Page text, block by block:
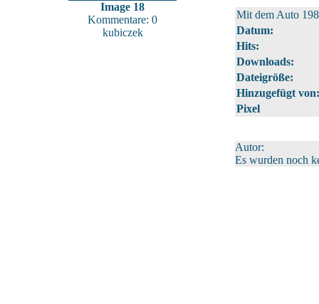
Image 18
Kommentare: 0
kubiczek
Mit dem Auto
Datum:
Hits:
Downloads:
Dateigröße:
Hinzugefügt von:
Pixel
Autor:
Es wurden noch